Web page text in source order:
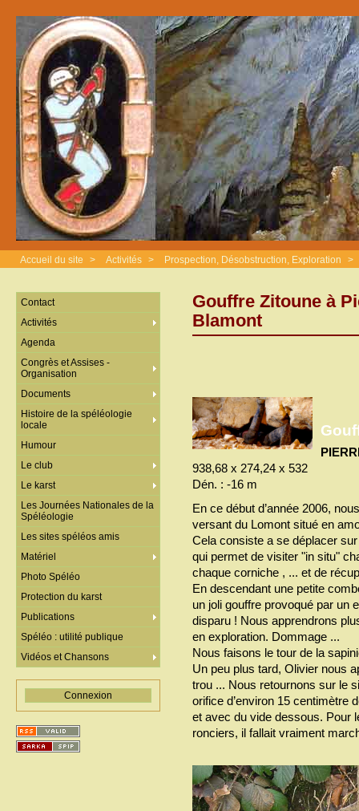
Accueil du site > Activités > Prospection, Désobstruction, Exploration >
Gouffre Zitoune à
Blamont
938,68 x 274,24 x 532
Dén. : -16 m
En ce début d’année 2006,
versant du Lomont situé en
Cela consiste a se déplacer
qui permet de visiter "in situ"
chaque corniche , ... et de
En descendant une petite
un joli gouffre provoqué par un
disparu ! Nous apprendrons
en exploration. Dommage ...
Nous faisons le tour de la
Un peu plus tard, Olivier nous
trou ... Nous retournons sur le
orifice d’environ 15 centimètre
et avec du vide dessous. Pour
ronciers, il fallait vraiment
Contact
Activités
Agenda
Congrès et Assises -
Organisation
Documents
Histoire de la spéléologie
locale
Humour
Le club
Le karst
Les Journées Nationales de la
Spéléologie
Les sites spéléos amis
Matériel
Photo Spéléo
Protection du karst
Publications
Spéléo : utilité publique
Vidéos et Chansons
Connexion